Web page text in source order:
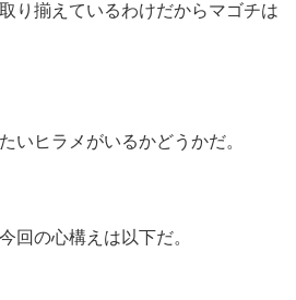
り揃えているわけだからマゴチは
いヒラメがいるかどうかだ。
回の心構えは以下だ。